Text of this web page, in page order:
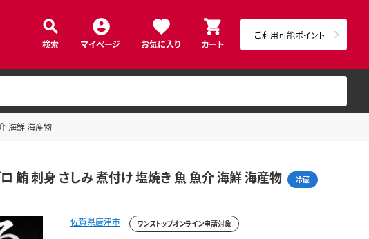
検索 マイページ お気に入り カート
ご利用可能ポイント
海鮮 海産物
鮪 刺身 さしみ 煮付け 塩焼き 魚 魚介 海鮮 海産物 冷蔵
佐賀県唐津市 ワンストップオンライン申請対象